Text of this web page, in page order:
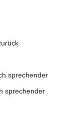
sprechender
sprechender